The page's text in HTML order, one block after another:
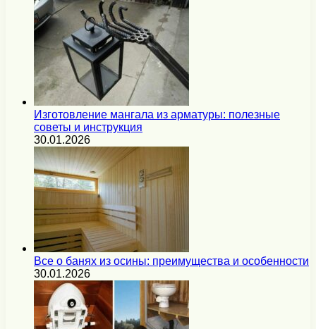
Изготовление мангала из арматуры: полезные
советы и инструкция
30.01.2026
Все о банях из осины: преимущества и особенности
30.01.2026